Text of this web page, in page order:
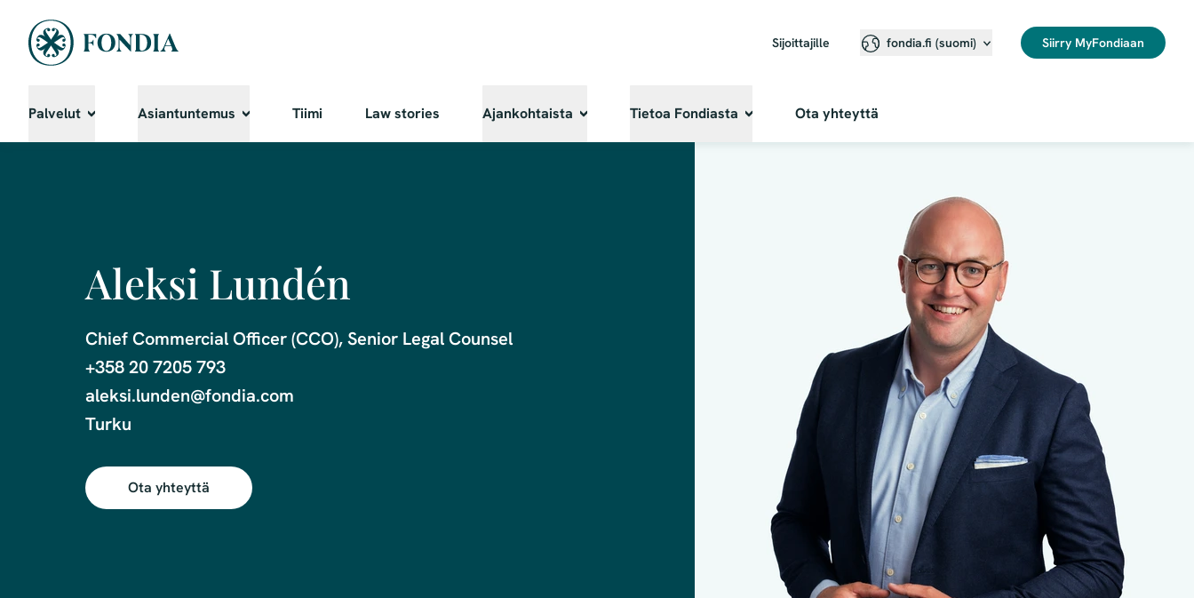
Sijoittajille fondia.fi (suomi) Siirry MyFondiaan
Palvelut Asiantuntemus Tiimi Law stories Ajankohtaista Tietoa Fondiasta Ota yhteyttä
Aleksi Lundén
Chief Commercial Officer (CCO), Senior Legal Counsel
+358 20 7205 793
aleksi.lunden@fondia.com
Ota yhteyttä